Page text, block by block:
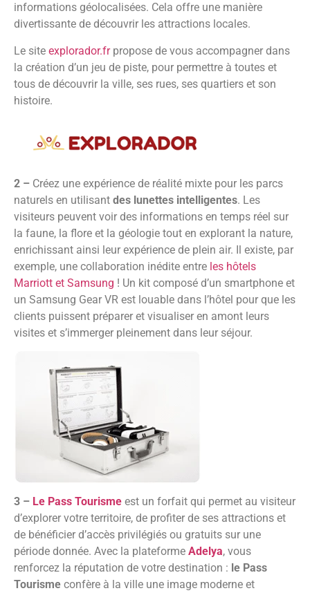
informations géolocalisées. Cela offre une manière
divertissante de découvrir les attractions locales.
Le site explorador.frpropose de vous accompagner dans
la création d’un jeu de piste, pour permettre à toutes et
tous de découvrir la ville, ses rues, ses quartiers et son
histoire.
2 – Créez une expérience de réalité mixte pour les parcs
naturels en utilisant des lunettes intelligentes. Les
visiteurs peuvent voir des informations en temps réel sur
la faune, la flore et la géologie tout en explorant la nature,
enrichissant ainsi leur expérience de plein air. Il existe, par
exemple, une collaboration inédite entre les hôtels
Marriott et Samsung ! Un kit composé d’un smartphone et
un Samsung Gear VR est louable dans l’hôtel pour que les
clients puissent préparer et visualiser en amont leurs
visites et s’immerger pleinement dans leur séjour.
3 – Le Pass Tourisme est un forfait qui permet au visiteur
d’explorer votre territoire, de profiter de ses attractions et
de bénéficier d’accès privilégiés ou gratuits sur une
période donnée. Avec la plateforme Adelya, vous
renforcez la réputation de votre destination : le Pass
Tourisme confère à la ville une image moderne et